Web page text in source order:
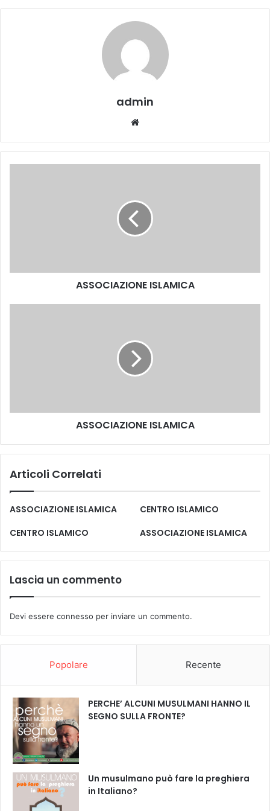
admin
te
ASSOCIAZIONE ISLAMICA
ASSOCIAZIONE ISLAMICA
Articoli Correlati
ASSOCIAZIONE ISLAMICA
CENTRO ISLAMICO
CENTRO ISLAMICO
ASSOCIAZIONE ISLAMICA
Lascia un commento
Devi essere connesso per inviare un commento.
Popolare Recente
PERCHE’ ALCUNI MUSULMANI HANNO IL
SEGNO SULLA FRONTE?
Un musulmano può fare la preghiera
in Italiano?